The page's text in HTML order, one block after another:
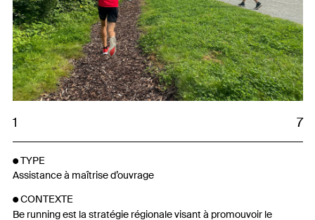
1 7
TYPE
Assistance à maîtrise d’ouvrage
CONTEXTE
Be running est la stratégie régionale visant à promouvoir le